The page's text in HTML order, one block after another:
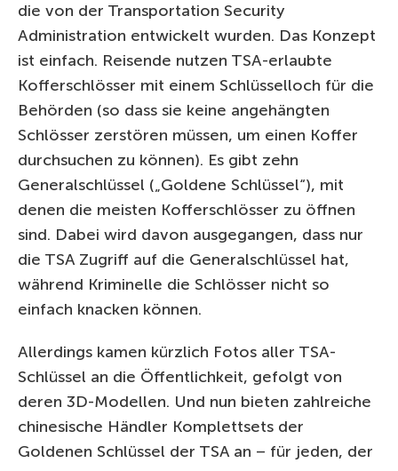
die von der Transportation Security
Administration entwickelt wurden. Das Konzept
ist einfach. Reisende nutzen TSA-erlaubte
Kofferschlösser mit einem Schlüsselloch für die
Behörden (so dass sie keine angehängten
Schlösser zerstören müssen, um einen Koffer
durchsuchen zu können). Es gibt zehn
Generalschlüssel („Goldene Schlüssel“), mit
denen die meisten Kofferschlösser zu öffnen
sind. Dabei wird davon ausgegangen, dass nur
die TSA Zugriff auf die Generalschlüssel hat,
während Kriminelle die Schlösser nicht so
einfach knacken können.
Allerdings kamen kürzlich Fotos aller TSA-
Schlüssel an die Öffentlichkeit, gefolgt von
deren 3D-Modellen. Und nun bieten zahlreiche
chinesische Händler Komplettsets der
Goldenen Schlüssel der TSA an – für jeden, der